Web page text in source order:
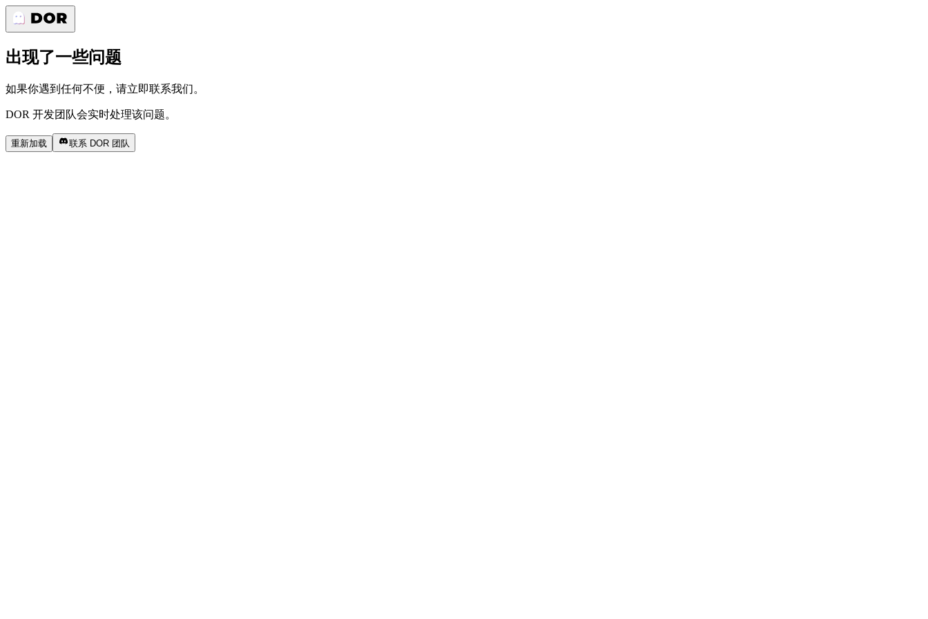
出现了一些问题
如果你遇到任何不便，请立即联系我们。
DOR 开发团队会实时处理该问题。
重新加载 联系 DOR 团队